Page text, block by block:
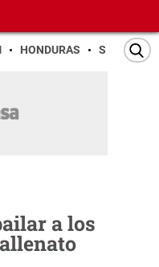
HONDURAS SAN PEDRO
a los